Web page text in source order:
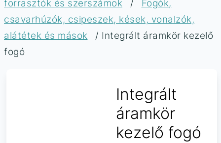
forrasztók és szerszámok
/
Fogók,
csavarhúzók, csipeszek, kések, vonalzók,
alátétek és mások
/ Integrált áramkör kezelő
fogó
Integrált
áramkör
kezelő fogó